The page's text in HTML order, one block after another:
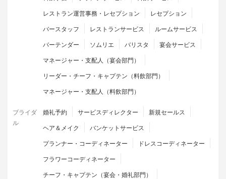
レストラン運営事務・レセプション
レセプション
バースタッフ
レストランサービス
ルームサービス
バーテンダー
ソムリエ バリスタ
宴会サービス
マネージャー・支配人（宴会部門）
リーダー・チーフ・キャプテン（料飲部門）
マネージャー・支配人（料飲部門）
ブライダ
ル
婚礼予約 サービスディレクター
新規セールス
ヘア＆メイク
バンケットサービス
プランナー・コーディネーター
ドレスコーディネーター
フラワーコーディネーター
チーフ・キャプテン（宴会・婚礼部門）